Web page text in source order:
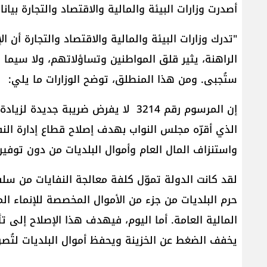
أصدرت وزارات البيئة والمالية والاقتصاد والتجارة
"تدرك وزارات البيئة والمالية والاقتصاد
الراهنة، يثير قلق المواطنين وتساؤلاتهم، ولا
ستُجبى. ومن هذا المنطلق، توضح الوزارات ما يلي:
الذي أقرّه مجلس النواب بهدف إصلاح قطاع إدارة
واستنزاف المال العام وأموال البلديات من دون
لقد كانت الدولة تموّل كلفة معالجة النفايات من
حرم البلديات من جزء من الأموال المخصصة
المالية العامة. أما اليوم، فيهدف هذا الإصلاح
يخفف الضغط عن الخزينة ويحفظ أموال البلديات